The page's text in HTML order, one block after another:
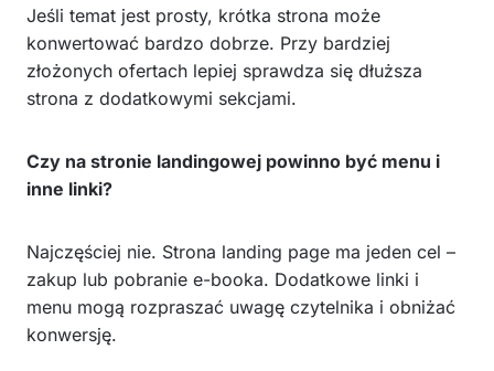
Jeśli temat jest prosty, krótka strona może
konwertować bardzo dobrze. Przy bardziej
złożonych ofertach lepiej sprawdza się dłuższa
strona z dodatkowymi sekcjami.
Czy na stronie landingowej powinno być menu i
inne linki?
Najczęściej nie. Strona landing page ma jeden cel –
zakup lub pobranie e-booka. Dodatkowe linki i
menu mogą rozpraszać uwagę czytelnika i obniżać
konwersję.